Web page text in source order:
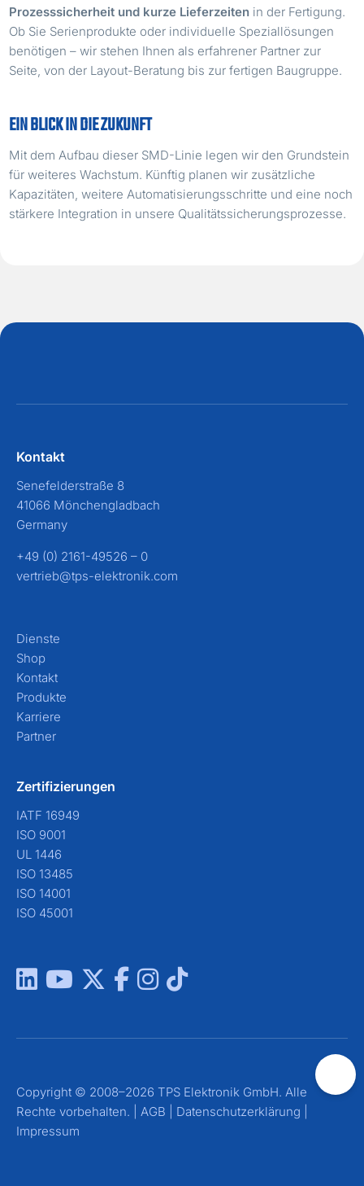
Prozesssicherheit und kurze Lieferzeiten in der Fertigung.
Ob Sie Serienprodukte oder individuelle Speziallösungen
benötigen – wir stehen Ihnen als erfahrener Partner zur
Seite, von der Layout-Beratung bis zur fertigen Baugruppe.
EIN BLICK IN DIE ZUKUNFT
Mit dem Aufbau dieser SMD-Linie legen wir den Grundstein
für weiteres Wachstum. Künftig planen wir zusätzliche
Kapazitäten, weitere Automatisierungsschritte und eine noch
stärkere Integration in unsere Qualitätssicherungsprozesse.
Kontakt
Senefelderstraße 8
41066 Mönchengladbach
Germany
+49 (0) 2161-49526 – 0
vertrieb@tps-elektronik.com
Dienste
Shop
Kontakt
Produkte
Karriere
Partner
Zertifizierungen
IATF 16949
ISO 9001
UL 1446
ISO 13485
ISO 14001
ISO 45001
Copyright © 2008–2026 TPS Elektronik GmbH. Alle
Rechte vorbehalten. | AGB Datenschutzerklärung
Impressum